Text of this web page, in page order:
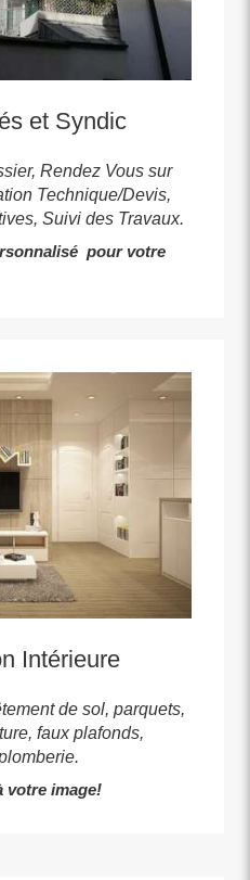
et Syndic
Rendez Vous sur
Technique/Devis,
Suivi des Travaux.
pour votre
Intérieure
de sol, parquets,
faux plafonds,
votre image!